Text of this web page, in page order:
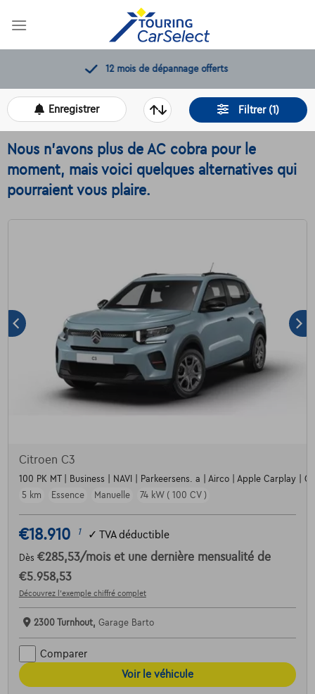
12 mois de dépannage offerts
Filtrer (1)
Enregistrer
Nous n'avons plus de AC cobra pour le
moment, mais voici quelques alternatives qui
pourraient vous plaire.
Citroen C3
100 PK MT | Business | NAVI | Parkeersens. a | Airco | Apple Carplay |
5 km
Essence Manuelle 74 kW ( 100 CV )
€18.910 1 ✓ TVA déductible
Dès €285,53/mois et une dernière mensualité de
€5.958,53
Découvrez l’exemple chiffré complet
2300 Turnhout, Garage Barto
Comparer
Voir le véhicule